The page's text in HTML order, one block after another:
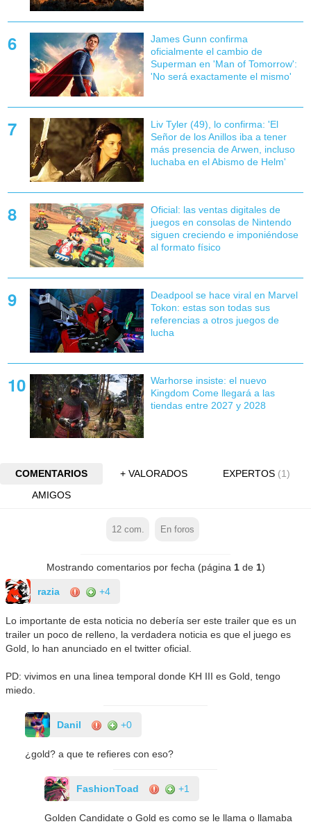
James Gunn confirma
oficialmente el cambio de
Superman en 'Man of Tomorrow':
'No será exactamente el mismo'
Liv Tyler (49), lo confirma: 'El
Señor de los Anillos iba a tener
más presencia de Arwen, incluso
luchaba en el Abismo de Helm'
Oficial: las ventas digitales de
juegos en consolas de Nintendo
siguen creciendo e imponiéndose
al formato físico
Deadpool se hace viral en Marvel
Tokon: estas son todas sus
referencias a otros juegos de
lucha
Warhorse insiste: el nuevo
Kingdom Come llegará a las
tiendas entre 2027 y 2028
COMENTARIOS + VALORADOS EXPERTOS (1)
AMIGOS
12com. En foros
Mostrando comentarios por fecha (página 1de 1)
razia +4
Lo importante de esta noticia no debería ser este trailer que es un
trailer un poco de relleno, la verdadera noticia es que el juego es
Gold, lo han anunciado en el twitter oficial.
PD: vivimos en una linea temporal donde KH III es Gold, tengo
miedo.
Danil +0
¿gold? a que te refieres con eso?
FashionToad +1
Golden Candidate o Gold es como se le llama o llamaba